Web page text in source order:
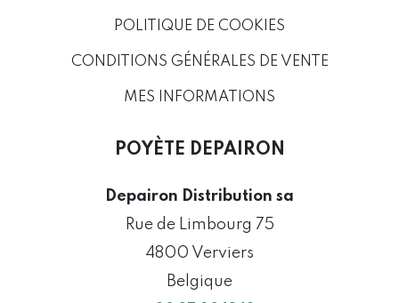
POLITIQUE DE COOKIES
CONDITIONS GÉNÉRALES DE VENTE
MES INFORMATIONS
POYÈTE DEPAIRON
Depairon Distribution sa
Rue de Limbourg 75
4800 Verviers
Belgique